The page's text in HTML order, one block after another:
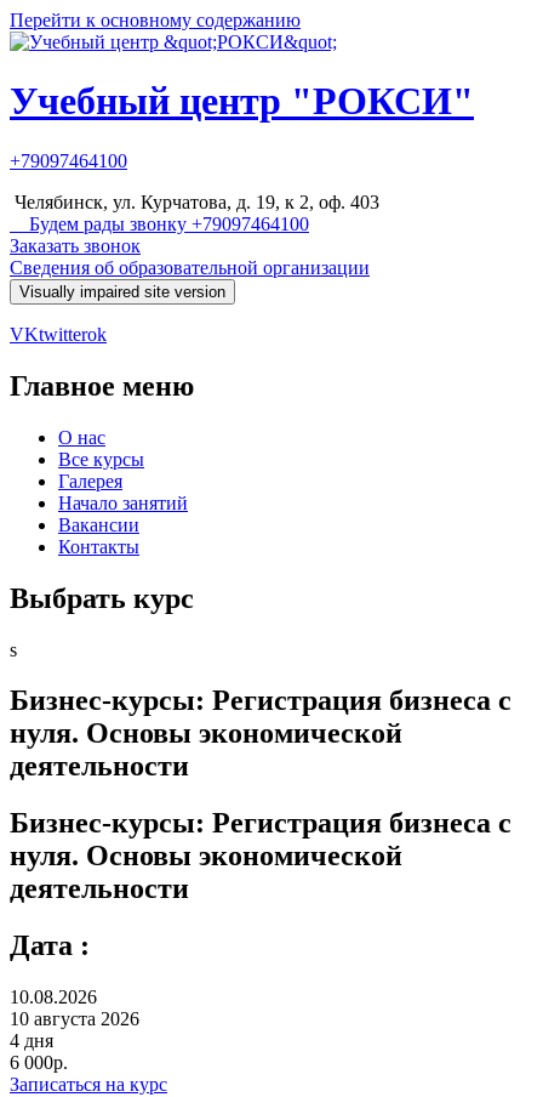
Перейти к основному содержанию
Учебный центр "РОКСИ"
+79097464100
Челябинск, ул. Курчатова, д. 19, к 2, оф. 403
Будем рады звонку +79097464100
Заказать звонок
Сведения об образовательной организации
VKtwitterok
Главное меню
О нас
Все курсы
Галерея
Начало занятий
Вакансии
Контакты
Выбрать курс
s
Бизнес-курсы: Регистрация бизнеса с
нуля. Основы экономической
деятельности
Бизнес-курсы: Регистрация бизнеса с
нуля. Основы экономической
деятельности
Дата :
10.08.2026
10 августа 2026
4 дня
6 000р.
Записаться на курс